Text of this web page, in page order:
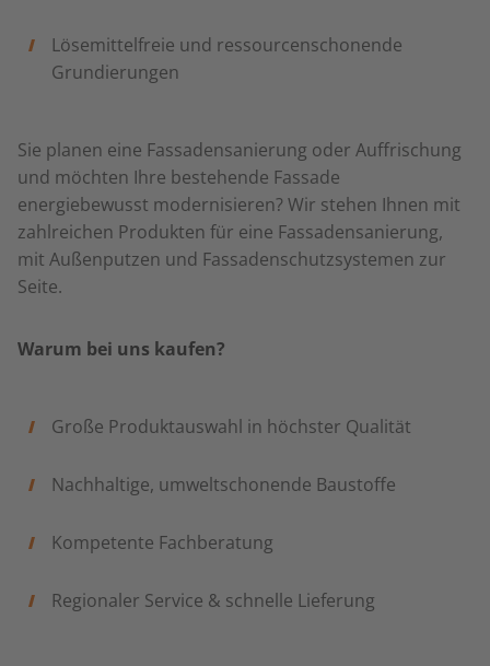
Lösemittelfreie und ressourcenschonende
Grundierungen
Sie planen eine Fassadensanierung oder Auffrischung
und möchten Ihre bestehende Fassade
energiebewusst modernisieren? Wir stehen Ihnen mit
zahlreichen Produkten für eine Fassadensanierung,
mit Außenputzen und Fassadenschutzsystemen zur
Seite.
Warum bei uns kaufen?
Große Produktauswahl in höchster Qualität
Nachhaltige, umweltschonende Baustoffe
Kompetente Fachberatung
Regionaler Service & schnelle Lieferung